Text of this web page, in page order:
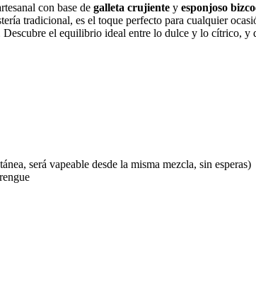
con base de galleta crujiente y esponjoso
tradicional, es el toque perfecto para cualquier
el equilibrio ideal entre lo dulce y lo cítrico,
será vapeable desde la misma mezcla, sin esperas)